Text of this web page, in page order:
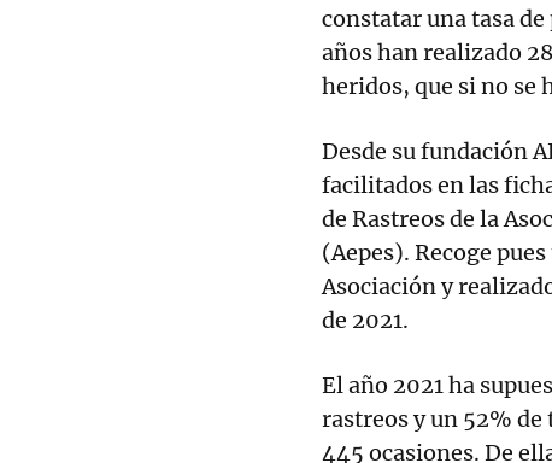
constatar una tasa
años han realizado
heridos, que si no se
Desde su fundación
facilitados en las
de Rastreos de la
(Aepes). Recoge
Asociación y
de 2021.
El año 2021 ha
rastreos y un 52%
445 ocasiones. De